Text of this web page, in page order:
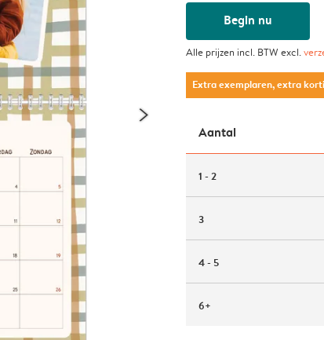
Begin nu
Alle prijzen incl. BTW excl.
Extra exemplaren, extra
Aantal
1 - 2
3
4 - 5
6+